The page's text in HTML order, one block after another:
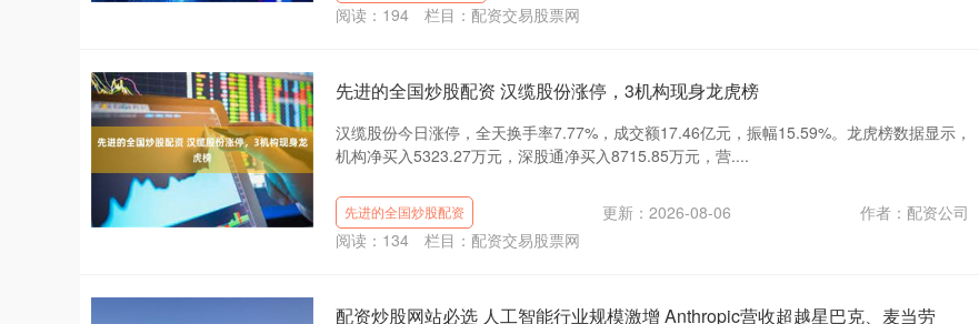
阅读： 194 栏目： 配资交易股票网
先进的全国炒股配资 汉缆股份涨停，3机构现身龙虎榜
汉缆股份今日涨停，全天换手率7.77%，成交额17.46亿元，振幅15.59%。龙虎榜数据显示，
机构净买入5323.27万元，深股通净买入8715.85万元，营....
先进的全国炒股配资 更新：2026-08-06
作者：配资公司
阅读： 134 栏目： 配资交易股票网
配资炒股网站必选 人工智能行业规模激增 Anthropic营收超越星巴克、麦当劳